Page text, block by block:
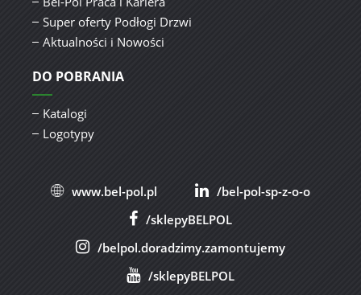
Super oferty Podłogi Drzwi
Aktualności i Nowości
DO POBRANIA
Katalogi
Logotypy
www.bel-pol.pl
/bel-pol-sp-z-o-o
/sklepyBELPOL
/belpol.doradzimy.zamontujemy
/sklepyBELPOL